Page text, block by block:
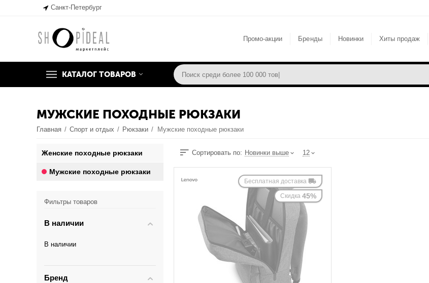
Санкт-Петербург
Промо-акции Бренды Новинки Хиты продаж
КАТАЛОГ ТОВАРОВ
МУЖСКИЕ ПОХОДНЫЕ РЮКЗАКИ
Главная / Спорт и отдых / Рюкзаки / Мужские походные рюкзаки
Сортировать по: Новинки выше 12
Бесплатная доставка
Скидка 45%
Женские походные рюкзаки
Мужские походные рюкзаки
Фильтры товаров
В наличии
В наличии
Бренд